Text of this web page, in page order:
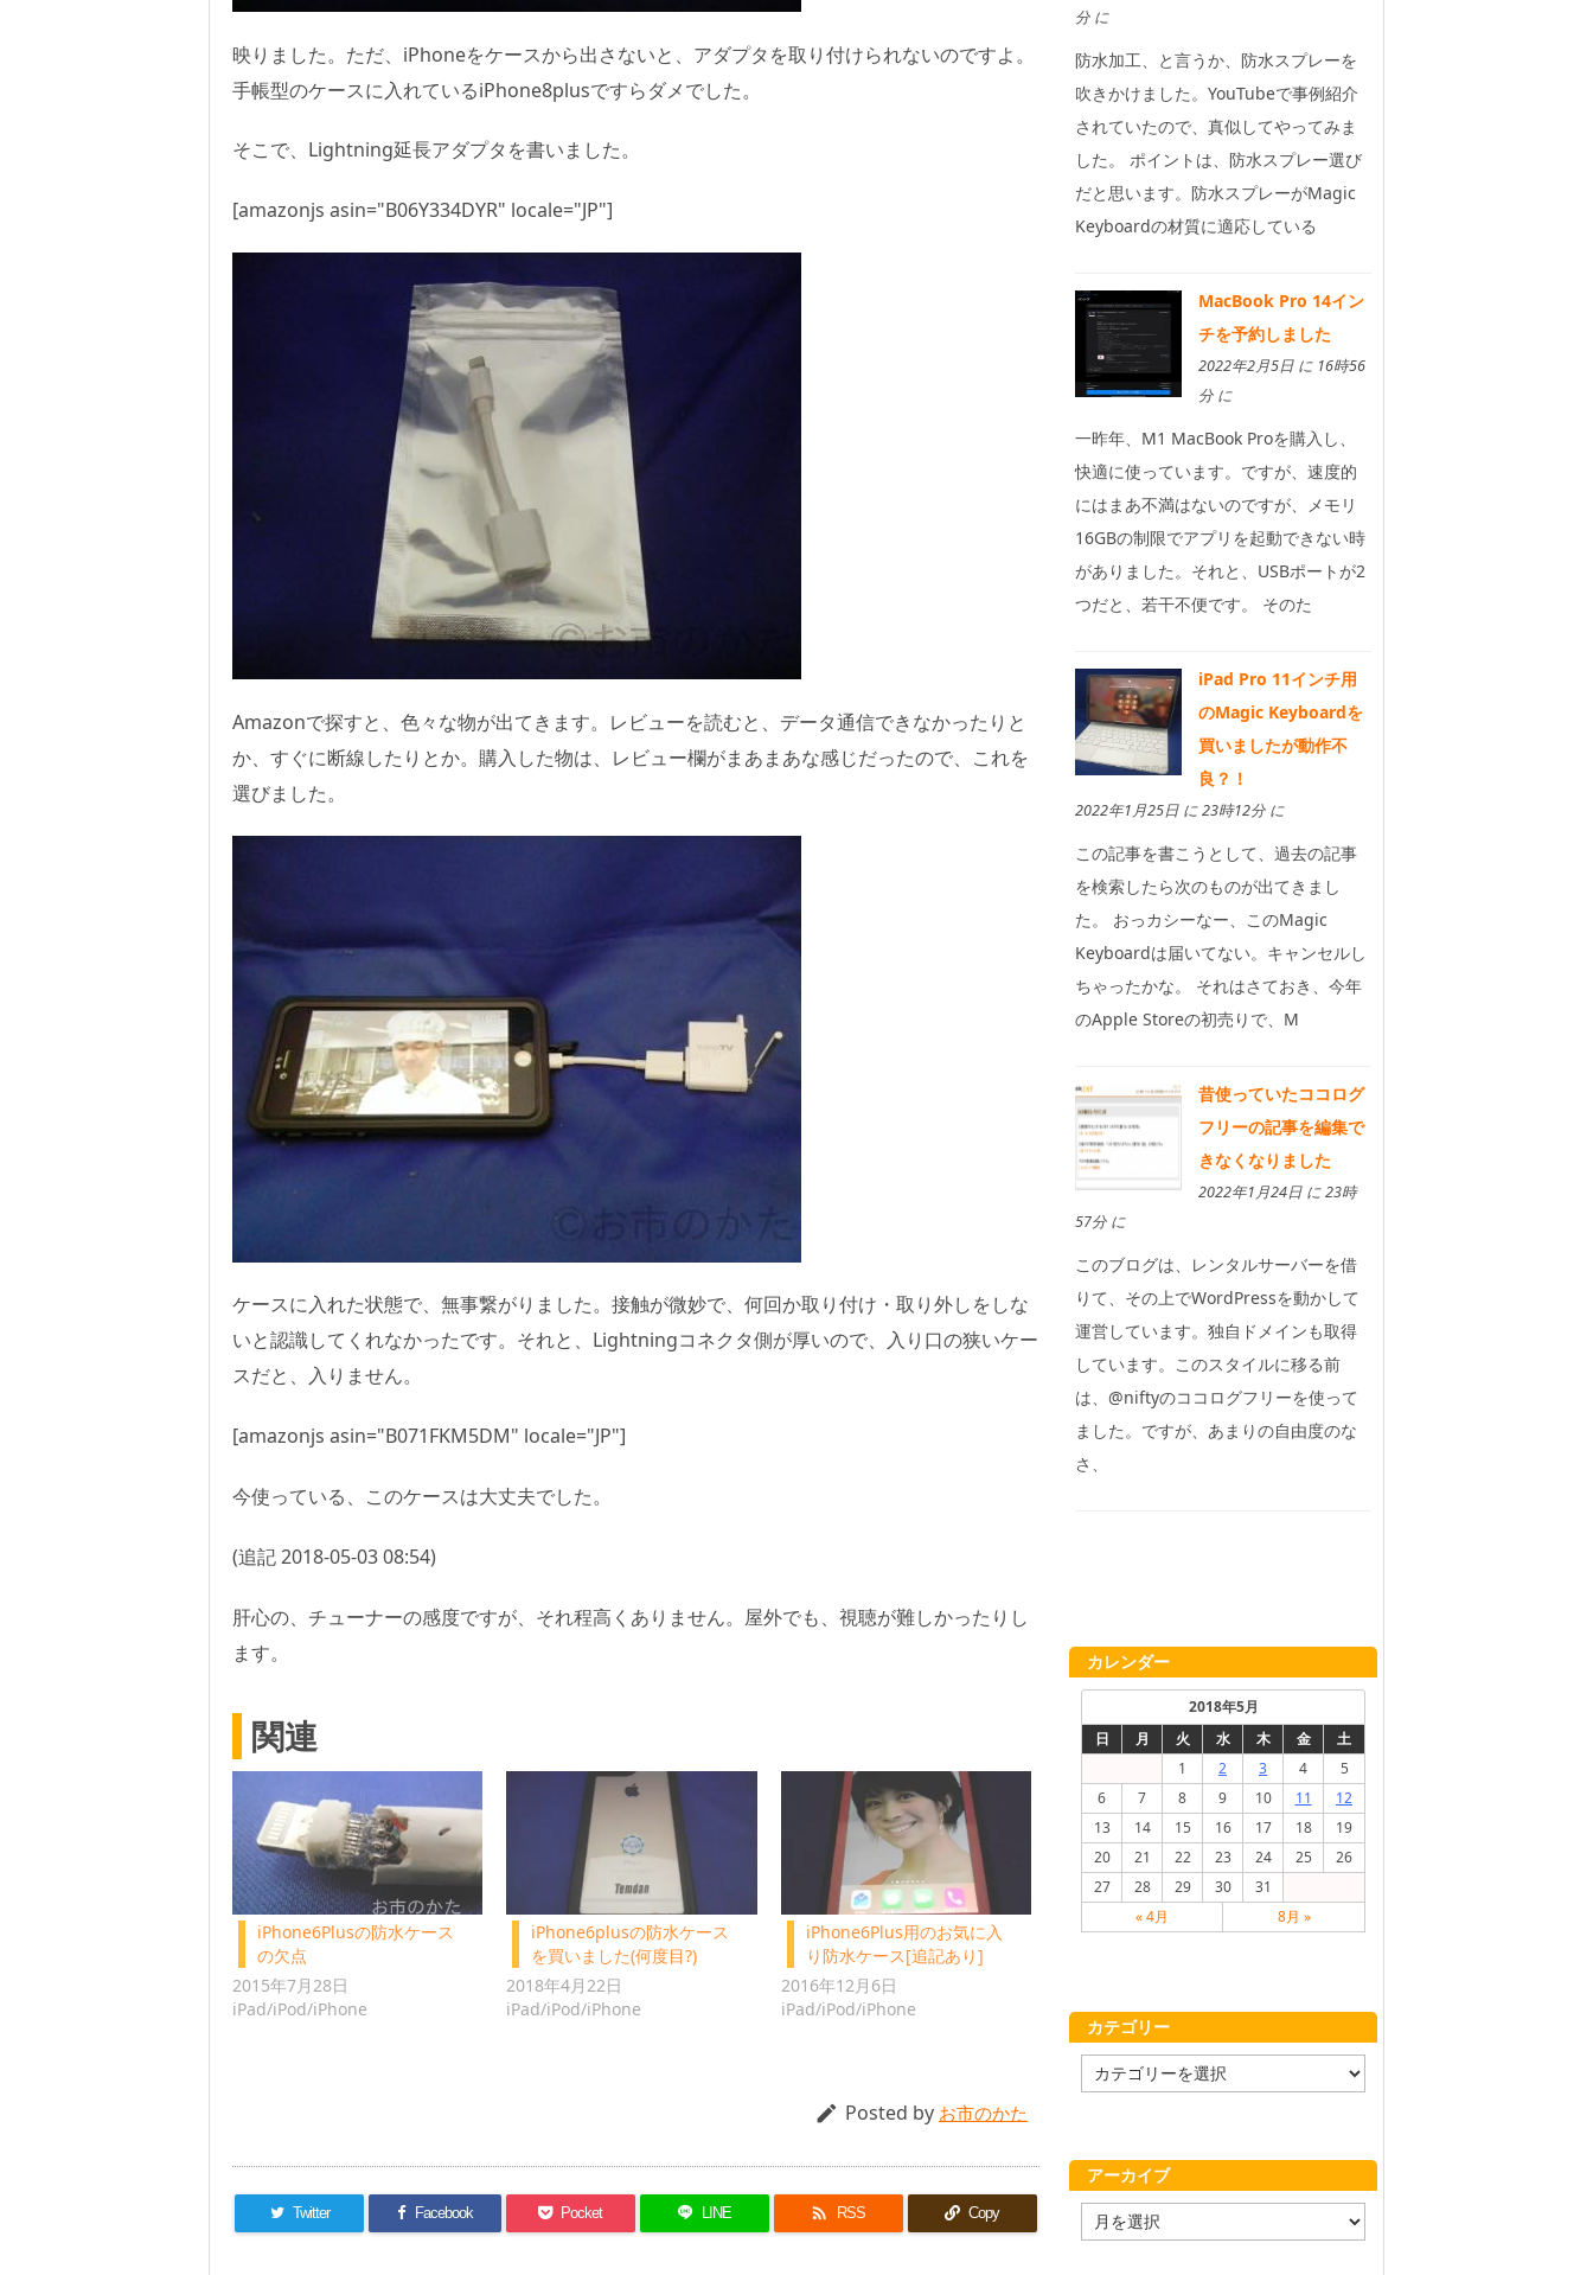
映りました。ただ、iPhoneをケースから出さないと、アダプタを取り付けられないのですよ。
手帳型のケースに入れているiPhone8plusですらダメでした。
そこで、Lightning延長アダプタを書いました。
[amazonjs asin="B06Y334DYR" locale="JP"]
Amazonで探すと、色々な物が出てきます。レビューを読むと、データ通信できなかったりと
か、すぐに断線したりとか。購入した物は、レビュー欄がまあまあな感じだったので、これを
選びました。
ケースに入れた状態で、無事繋がりました。接触が微妙で、何回か取り付け・取り外しをしな
いと認識してくれなかったです。それと、Lightningコネクタ側が厚いので、入り口の狭いケー
スだと、入りません。
[amazonjs asin="B071FKM5DM" locale="JP"]
今使っている、このケースは大丈夫でした。
(追記 2018-05-03 08:54)
肝心の、チューナーの感度ですが、それ程高くありません。屋外でも、視聴が難しかったりし
ます。
関連
iPhone6Plusの防水ケース
の欠点
2015年7月28日
iPad/iPod/iPhone
iPhone6plusの防水ケース
を買いました(何度目?)
2018年4月22日
iPad/iPod/iPhone
iPhone6Plus用のお気に入
り防水ケース[追記あり]
2016年12月6日
iPad/iPod/iPhone
 Posted by お市のかた
Twitter Facebook Pocket LINE  RSS Copy
分 に
防水加工、と言うか、防水スプレーを
吹きかけました。YouTubeで事例紹介
されていたので、真似してやってみま
した。 ポイントは、防水スプレー選び
だと思います。防水スプレーがMagic
Keyboardの材質に適応している
MacBook Pro 14イン
チを予約しました
2022年2月5日 に 16時56
分 に
一昨年、M1 MacBook Proを購入し、
快適に使っています。ですが、速度的
にはまあ不満はないのですが、メモリ
16GBの制限でアプリを起動できない時
がありました。それと、USBポートが2
つだと、若干不便です。 そのた
iPad Pro 11インチ用
のMagic Keyboardを
買いましたが動作不
良？！
2022年1月25日 に 23時12分 に
この記事を書こうとして、過去の記事
を検索したら次のものが出てきまし
た。 おっカシーなー、このMagic
Keyboardは届いてない。キャンセルし
ちゃったかな。 それはさておき、今年
のApple Storeの初売りで、M
昔使っていたココログ
フリーの記事を編集で
きなくなりました
2022年1月24日 に 23時
57分 に
このブログは、レンタルサーバーを借
りて、その上でWordPressを動かして
運営しています。独自ドメインも取得
しています。このスタイルに移る前
は、@niftyのココログフリーを使って
ました。ですが、あまりの自由度のな
さ、
カレンダー
2018年5月
日
月 火 水 木 金
土
1
2 3 4
5
6
7 8 9 10 11
12
13
14 15 16 17 18
19
20
21 22 23 24 25
26
27
28 29 30
31
« 4月
8月 »
カテゴリー
テ
ー
アーカイブ
ー